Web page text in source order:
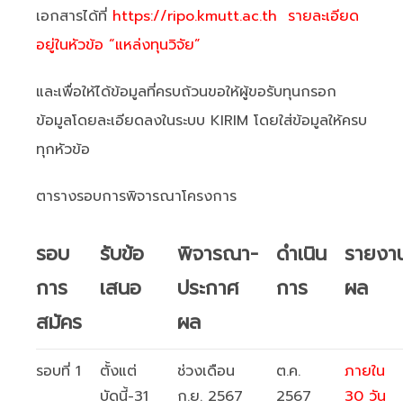
เอกสารได้ที่ https://ripo.kmutt.ac.th รายละเอียด
อยู่ในหัวข้อ “แหล่งทุนวิจัย”
และเพื่อให้ได้ข้อมูลที่ครบถ้วนขอให้ผู้ขอรับทุนกรอก
ข้อมูลโดยละเอียดลงในระบบ KIRIM โดยใส่ข้อมูลให้ครบ
ทุกหัวข้อ
ตารางรอบการพิจารณาโครงการ
รอบ
การ
สมัคร
รับข้อ
เสนอ
พิจารณา-
ประกาศ
ผล
ดำเนิน
การ
รายง
ผล
รอบที่ 1
ตั้งแต่
บัดนี้-31
ช่วงเดือน
ก.ย. 2567
ต.ค.
2567
ภายใน
30 วัน